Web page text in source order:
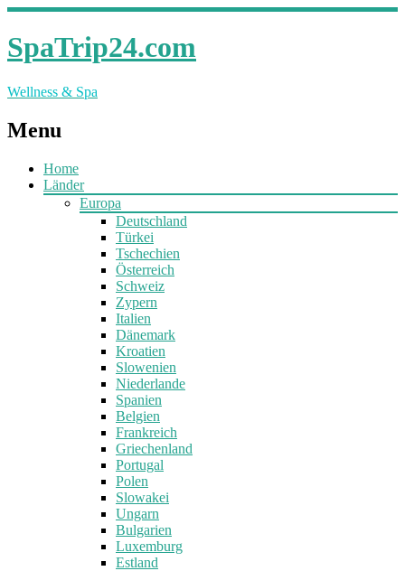
SpaTrip24.com
Wellness & Spa
Menu
Home
Länder
Europa
Deutschland
Türkei
Tschechien
Österreich
Schweiz
Zypern
Italien
Dänemark
Kroatien
Slowenien
Niederlande
Spanien
Belgien
Frankreich
Griechenland
Portugal
Polen
Slowakei
Ungarn
Bulgarien
Luxemburg
Estland